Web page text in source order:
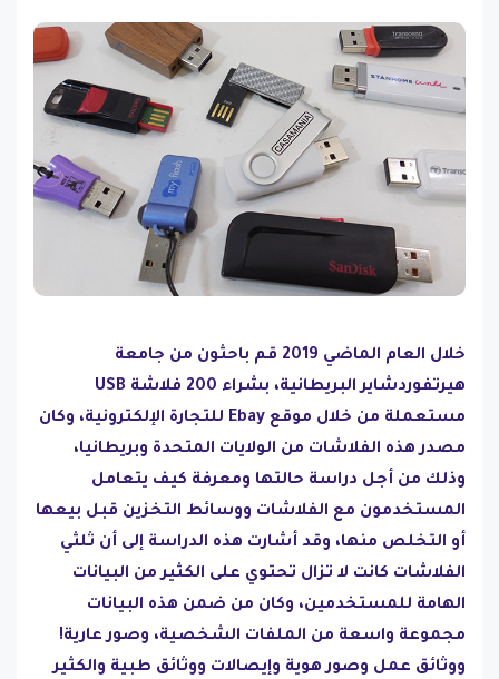
خلال العام الماضي 2019 قم باحثون من جامعة
هيرتفوردشاير البريطانية، بشراء 200 فلاشة USB
مستعملة من خلال موقع Ebay للتجارة الإلكترونية، وكان
مصدر هذه الفلاشات من الولايات المتحدة وبريطانيا،
وذلك من أجل دراسة حالتها ومعرفة كيف يتعامل
المستخدمون مع الفلاشات ووسائط التخزين قبل بيعها
أو التخلص منها، وقد أشارت هذه الدراسة إلى أن ثلثي
الفلاشات كانت لا تزال تحتوي على الكثير من البيانات
الهامة للمستخدمين، وكان من ضمن هذه البيانات
مجموعة واسعة من الملفات الشخصية، وصور عارية!
ووثائق عمل وصور هوية وإيصالات ووثائق طبية والكثير